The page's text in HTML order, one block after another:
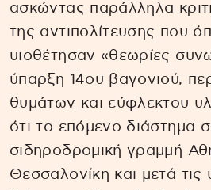
ασκώντας παράλληλα
της αντιπολίτευσης που
υιοθέτησαν «θεωρίες
ύπαρξη 14ου βαγονιού,
θυμάτων και εύφλεκτου
ότι το επόμενο διάστημα
σιδηροδρομική γραμμή
Θεσσαλονίκη και μετά